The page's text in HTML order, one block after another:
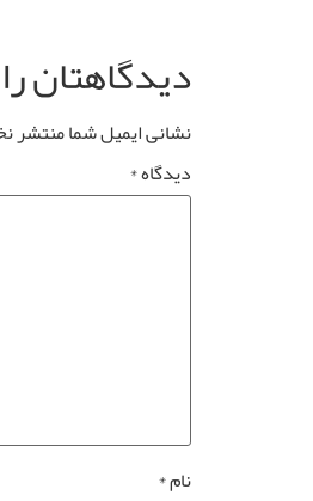
دیدگاهتان
نشانی ایمیل شما منتشر
دیدگاه*
نام*